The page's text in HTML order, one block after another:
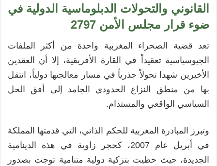
القانوني والتحولات الدبلوماسية الدولية في
ضوء قرار مجلس الأمن 2797
تعد قضية الصحراء المغربية واحدة من أكثر الملفات
الجيوسياسية تعقيداً في القارة الأفريقية، إلا أن العقدين
الأخيرين شهدا تحولاً جذرياً في مسار معالجتها دولياً، انتقل
بها من منطق النزاع الحدودي الجامد إلى أفق الحل
السياسي الواقعي والمستدام.
وتبرز المبادرة المغربية للحكم الذاتي، التي قدمتها المملكة
في أبريل عام 2007، كحجر زاوية في هذه الدينامية
الجديدة، حيث حظيت بتزكية دولية متنامية توجت بصدور